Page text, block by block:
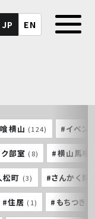
JP EN
横山 (124) #イベン
部室 (8) #横山馬喰
松町 (3) #さんかく問
#住居 (1) #もちつき